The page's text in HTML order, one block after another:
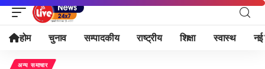
होम चुनाव सम्पादकीय राष्ट्रीय शिक्षा स्वास्थ नई
अन्य समाचार